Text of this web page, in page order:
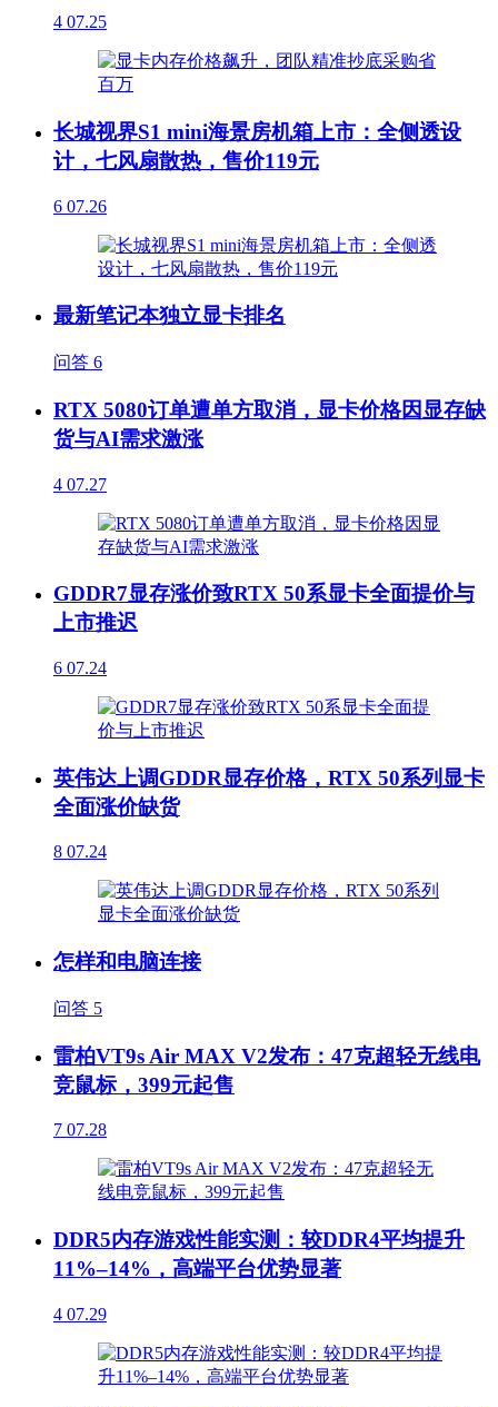
4 07.25
长城视界S1 mini海景房机箱上市：全侧透设
计，七风扇散热，售价119元
6 07.26
最新笔记本独立显卡排名
问答 6
RTX 5080订单遭单方取消，显卡价格因显存缺
货与AI需求激涨
4 07.27
GDDR7显存涨价致RTX 50系显卡全面提价与
上市推迟
6 07.24
英伟达上调GDDR显存价格，RTX 50系列显卡
全面涨价缺货
8 07.24
怎样和电脑连接
问答 5
雷柏VT9s Air MAX V2发布：47克超轻无线电
竞鼠标，399元起售
7 07.28
DDR5内存游戏性能实测：较DDR4平均提升
11%–14%，高端平台优势显著
4 07.29